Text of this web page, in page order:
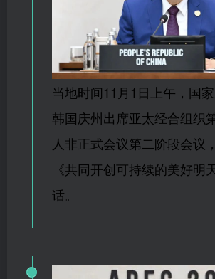
当地时间11月1日上午，国
韩国庆州出席亚太经合组织
人非正式会议第二阶段会议
《共同开创可持续的美好明
话。